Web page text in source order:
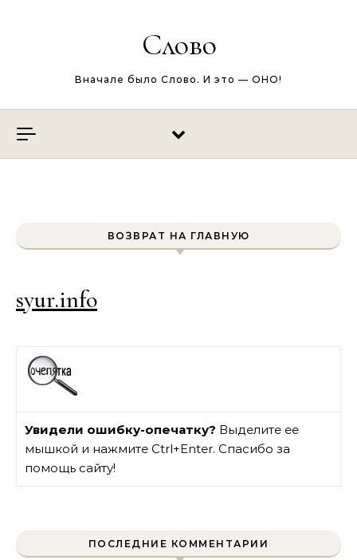
Слово
Вначале было Слово. И это — ОНО!
ВОЗВРАТ НА ГЛАВНУЮ
syur.info
Увидели ошибку-опечатку? Выделите ее
мышкой и нажмите Ctrl+Enter. Спасибо за
помощь сайту!
ПОСЛЕДНИЕ КОММЕНТАРИИ